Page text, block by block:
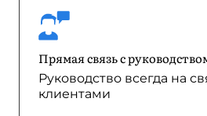
Прямая связь с
Руководство всегда на
клиентами